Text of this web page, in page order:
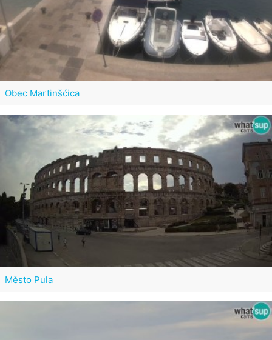
Obec Martinšćica
Město Pula